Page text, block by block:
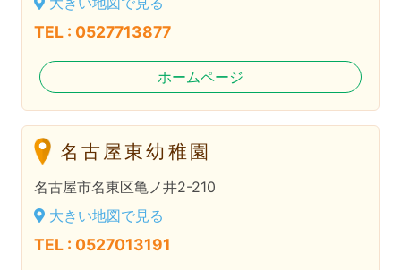
TEL : 0527713877
ホームページ
名古屋東幼稚園
名古屋市名東区亀ノ井2-210
大きい地図で見る
TEL : 0527013191